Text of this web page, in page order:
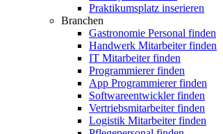
Praktikumsplatz inserieren
Branchen
Gastronomie Personal finden
Handwerk Mitarbeiter finden
IT Mitarbeiter finden
Programmierer finden
App Programmierer finden
Softwareentwickler finden
Vertriebsmitarbeiter finden
Logistik Mitarbeiter finden